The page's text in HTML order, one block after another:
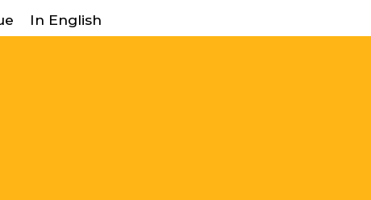
In English